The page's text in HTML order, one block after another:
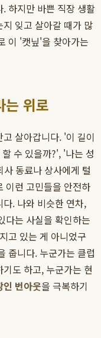
하지만 바쁜 직장 생활
잊고 살아갈 때가 많
이 '캣닢'을 찾아가는
는 위로
고 살아갑니다. '이 길이
수 있을까?', '나는 성
동료나 상사에게 털
이런 고민들을 안전하
. 나와 비슷한 연차,
다는 사실을 확인하는
고 있는 게 아니었구
줍니다. 누군가는 클럽
도 하고, 누군가는 현
인 번아웃을 극복하기